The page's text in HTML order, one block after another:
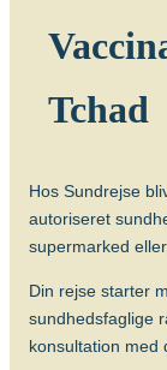
for
år
mod
Tchad
Hos Sundrejse
autoriseret
supermarked
Din rejse starter
sundhedsfaglige
konsultation med